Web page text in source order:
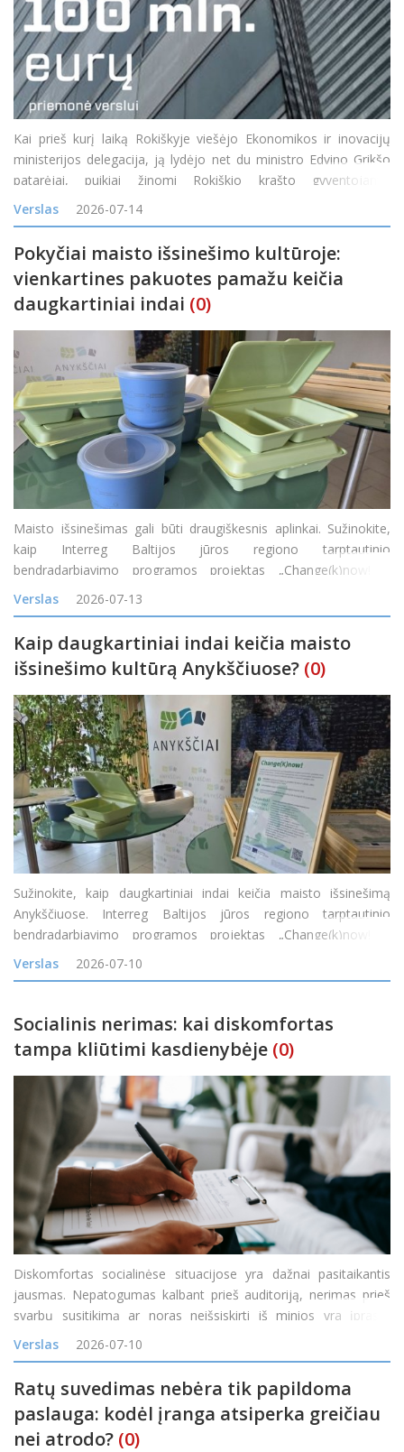
Kai prieš kurį laiką Rokiškyje viešėjo Ekonomikos ir inovacijų
ministerijos delegacija, ją lydėjo net du ministro Edvino Grikšo
patarėjai, puikiai žinomi Rokiškio krašto gyventojams:
Mindaugas Petkevičius ir Jonas Jarutis. Susitikime su verslo
bendruomene vi
Verslas 2026-07-14
Pokyčiai maisto išsinešimo kultūroje:
vienkartines pakuotes pamažu keičia
daugkartiniai indai (0)
Maisto išsinešimas gali būti draugiškesnis aplinkai. Sužinokite,
kaip Interreg Baltijos jūros regiono tarptautinio
bendradarbiavimo programos projektas „Change(k)now! –
mąstysenos keitimas nuo vienkartinio naudojimo į žiedines arba
daugkartinio naudojimo maisto prist
Verslas 2026-07-13
Kaip daugkartiniai indai keičia maisto
išsinešimo kultūrą Anykščiuose? (0)
Sužinokite, kaip daugkartiniai indai keičia maisto išsinešimą
Anykščiuose. Interreg Baltijos jūros regiono tarptautinio
bendradarbiavimo programos projektas „Change(k)now! –
mąstysenos keitimas nuo vienkartinio naudojimo į žiedines arba
daugkartinio naudojimo maisto
Verslas 2026-07-10
Socialinis nerimas: kai diskomfortas
tampa kliūtimi kasdienybėje (0)
Diskomfortas socialinėse situacijose yra dažnai pasitaikantis
jausmas. Nepatogumas kalbant prieš auditoriją, nerimas prieš
svarbų susitikimą ar noras neišsiskirti iš minios yra įprasta
reakcija į tam tikras situacijas. Tačiau kai diskomfortas tampa
nuolatinis, o baimė &nd
Verslas 2026-07-10
Ratų suvedimas nebėra tik papildoma
paslauga: kodėl įranga atsiperka greičiau
nei atrodo? (0)